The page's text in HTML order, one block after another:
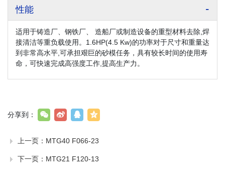
性能
适用于铸造厂、钢铁厂、 造船厂或制造设备的重型材料去除,焊
接清洁等重负载使用。 1.6HP(4.5 Kw)的功率对于尺寸和重量达
到非常高水平,可承担艰巨的砂模任务，具有较长时间的使用寿
命， 可快速完成高强度工作,提高生产力。
上一页： MTG40 F066-23
下一页： MTG21 F120-13
分享到：